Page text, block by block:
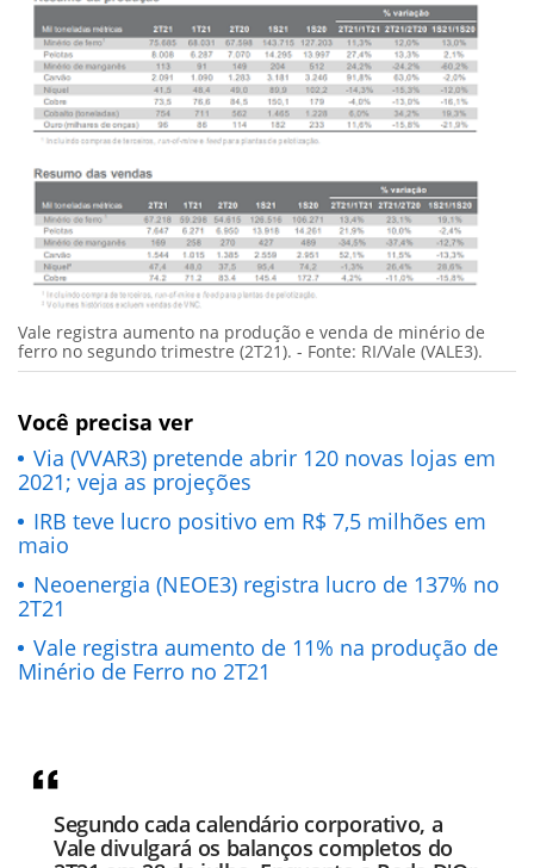
Vale registra aumento na produção e venda de minério de
ferro no segundo trimestre (2T21). - Fonte: RI/Vale (VALE3).
Você precisa ver
Via (VVAR3) pretende abrir 120 novas lojas em
2021; veja as projeções
IRB teve lucro positivo em R$ 7,5 milhões em
maio
Neoenergia (NEOE3) registra lucro de 137% no
2T21
Vale registra aumento de 11% na produção de
Minério de Ferro no 2T21
Segundo cada calendário corporativo, a
Vale divulgará os balanços completos do